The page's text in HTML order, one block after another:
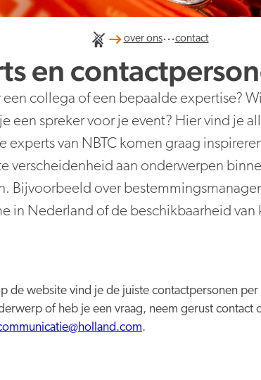
over ons...contact
en
een collega of een bepaalde expertise?
een spreker voor je event? Hier vind je
experts van NBTC komen graag
verscheidenheid aan onderwerpen
Bijvoorbeeld over
in Nederland of de beschikbaarheid van
de website vind je de juiste contactpersonen
of heb je een vraag, neem gerust contact
.